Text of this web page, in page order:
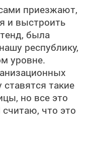
приезжают,
и выстроить
была
республику,
уровне.
такие
но все это
что это